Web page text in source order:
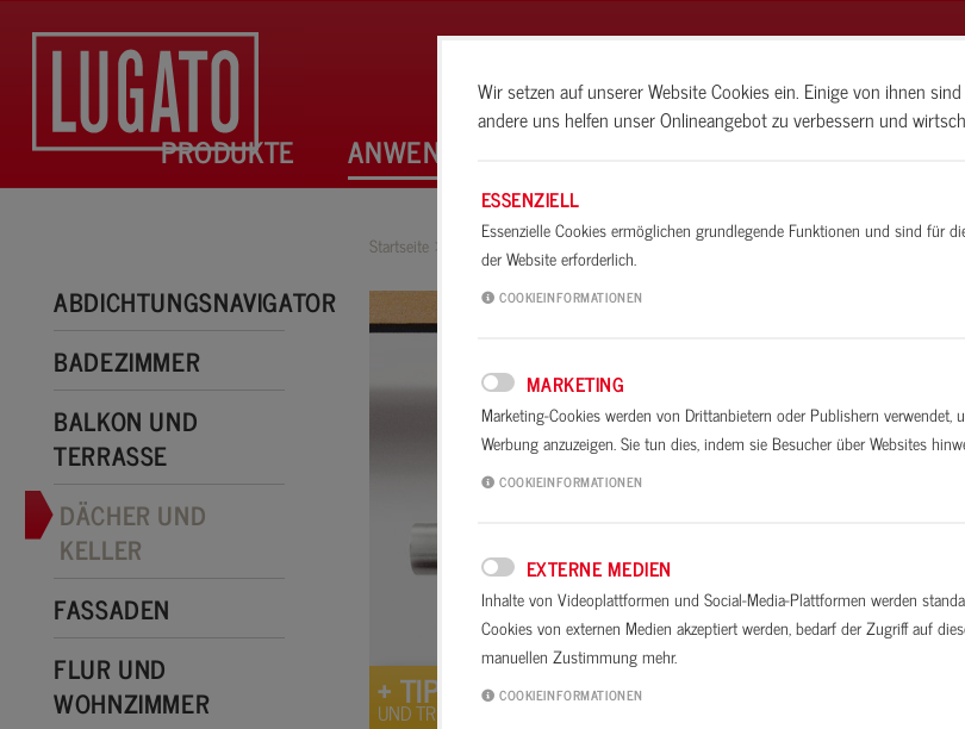
Wir setzen auf unserer Website Cookies ein. Einige von ihnen
andere uns helfen unser Onlineangebot zu verbessern und
ESSENZIELL
Essenzielle Cookies ermöglichen grundlegende Funktionen und sind für
der Website erforderlich.
COOKIEINFORMATIONEN
MARKETING
Marketing-Cookies werden von Drittanbietern oder Publishern verwendet,
Werbung anzuzeigen. Sie tun dies, indem sie Besucher über Websites
COOKIEINFORMATIONEN
EXTERNE MEDIEN
Inhalte von Videoplattformen und Social-Media-Plattformen werden
Cookies von externen Medien akzeptiert werden, bedarf der Zugriff auf
manuellen Zustimmung mehr.
COOKIEINFORMATIONEN
PRODUKTE ANWENDUNGEN
ABDICHTUNGSNAVIGATOR
BADEZIMMER
BALKON UND
TERRASSE
DÄCHER UND
KELLER
FASSADEN
FLUR UND
WOHNZIMMER
Startseite Anwendungen Dächer und Keller Montieren und Hinterfüllen von
+ TIPPS
UND TRICKS